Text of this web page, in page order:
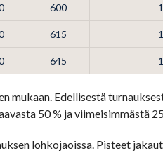
600
615
645
mukaan. Edellisestä
50 % ja viimeisimmästä 25
lohkojaoissa. Pisteet